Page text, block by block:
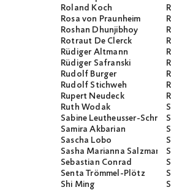
Roland Koch
Rosa von Praunheim
Roshan Dhunjibhoy
Rotraut De Clerck
Rüdiger Altmann
Rüdiger Safranski
Rudolf Burger
Rudolf Stichweh
Rupert Neudeck
Ruth Wodak
Sabine Leutheusser-
Samira Akbarian
Sascha Lobo
Sasha Marianna Salzmann
Sebastian Conrad
Senta Trömmel-Plötz
Shi Ming